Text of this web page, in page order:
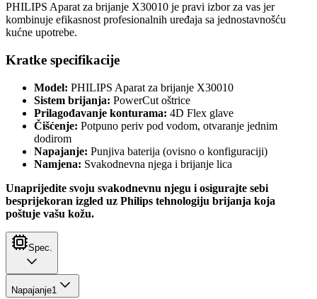
PHILIPS Aparat za brijanje X30010 je pravi izbor za vas jer
kombinuje efikasnost profesionalnih uređaja sa jednostavnošću
kućne upotrebe.
Kratke specifikacije
Model: PHILIPS Aparat za brijanje X30010
Sistem brijanja: PowerCut oštrice
Prilagođavanje konturama: 4D Flex glave
Čišćenje: Potpuno periv pod vodom, otvaranje jednim
dodirom
Napajanje: Punjiva baterija (ovisno o konfiguraciji)
Namjena: Svakodnevna njega i brijanje lica
Unaprijedite svoju svakodnevnu njegu i osigurajte sebi
besprijekoran izgled uz Philips tehnologiju brijanja koja
poštuje vašu kožu.
Spec.
Napajanje1